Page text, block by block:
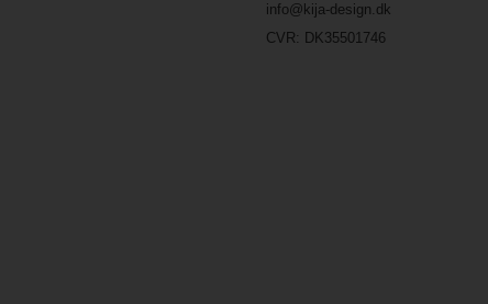
info@kija-design.dk
CVR: DK35501746